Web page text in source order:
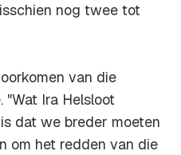
nog twee tot
van die
Ira Helsloot
dat we breder moeten
om het redden van die